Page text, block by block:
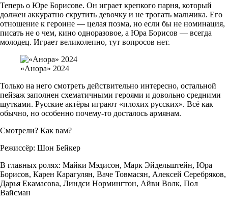
Теперь о Юре Борисове. Он играет крепкого парня, который
должен аккуратно скрутить девочку и не трогать мальчика. Его
отношение к героине — целая поэма, но если бы не номинация,
писать не о чем, кино одноразовое, а Юра Борисов — всегда
молодец. Играет великолепно, тут вопросов нет.
«Анора» 2024
Только на него смотреть действительно интересно, остальной
пейзаж заполнен схематичными героями и довольно средними
шутками. Русские актёры играют «плохих русских». Всё как
обычно, но особенно почему-то досталось армянам.
Смотрели? Как вам?
Режиссёр: Шон Бейкер
В главных ролях: Майки Мэдисон, Марк Эйдельштейн, Юра
Борисов, Карен Карагулян, Ваче Товмасян, Алексей Серебряков,
Дарья Екамасова, Линдси Нормингтон, Айви Волк, Пол
Вайсман